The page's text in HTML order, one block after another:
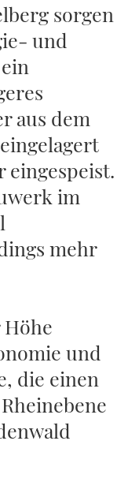
sorgen
und
aus dem
eingespeist.
im
mehr
und
die einen